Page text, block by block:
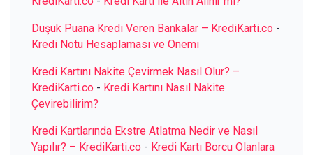
Düşük Puana Kredi Veren Bankalar – KrediKarti.co -
Kredi Notu Hesaplaması ve Önemi
Kredi Kartını Nakite Çevirmek Nasıl Olur? –
KrediKarti.co - Kredi Kartını Nasıl Nakite
Çevirebilirim?
Kredi Kartlarında Ekstre Atlatma Nedir ve Nasıl
Yapılır? – KrediKarti.co - Kredi Kartı Borcu Olanlara